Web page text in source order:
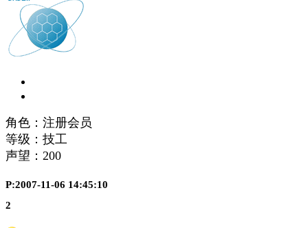
角色：注册会员
等级：技工
声望： 200
P:2007-11-06 14:45:10
2